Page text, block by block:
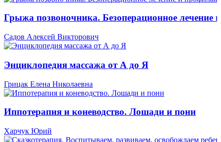
Грыжа позвоночника. Безоперационное лечение
Садов Алексей Викторович
Энциклопедия массажа от А до Я
Грицак Елена Николаевна
Иппотерапия и коневодство. Лошади и пони
Харчук Юрий